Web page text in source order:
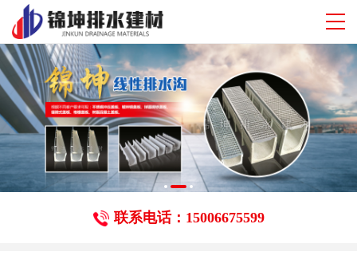
联系电话：15006675599